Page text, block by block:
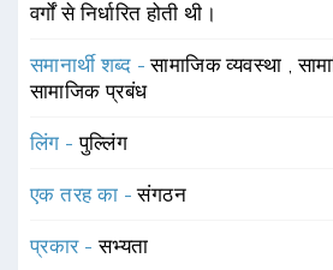
वर्गों से निर्धारित होती थी।
समानार्थी शब्द -सामाजिक व्यवस्था ,
सामाजिक प्रबंध
लिंग -पुल्लिंग
एक तरह का -संगठन
प्रकार -सभ्यता